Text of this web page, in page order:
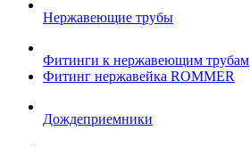
Нержавеющие трубы
Фитинги к нержавеющим трубам
Фитинг нержавейка ROMMER
Дождеприемники